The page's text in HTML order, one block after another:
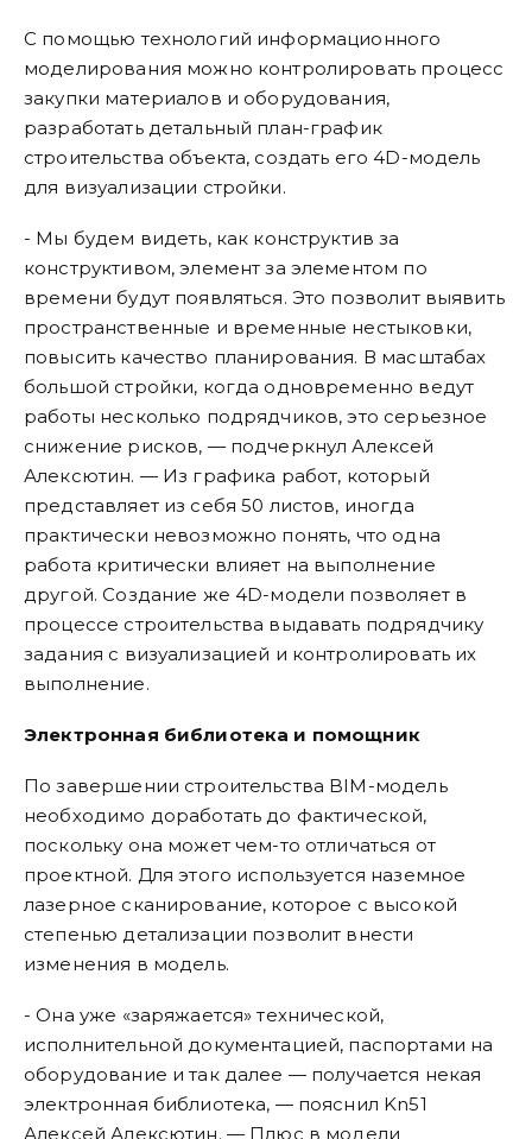
С помощью технологий информационного
моделирования можно контролировать процесс
закупки материалов и оборудования,
разработать детальный план-график
строительства объекта, создать его 4D-модель
для визуализации стройки.
- Мы будем видеть, как конструктив за
конструктивом, элемент за элементом по
времени будут появляться. Это позволит выявить
пространственные и временные нестыковки,
повысить качество планирования. В масштабах
большой стройки, когда одновременно ведут
работы несколько подрядчиков, это серьезное
снижение рисков, — подчеркнул Алексей
Алексютин. — Из графика работ, который
представляет из себя 50 листов, иногда
практически невозможно понять, что одна
работа критически влияет на выполнение
другой. Создание же 4D-модели позволяет в
процессе строительства выдавать подрядчику
задания с визуализацией и контролировать их
выполнение.
Электронная библиотека и помощник
По завершении строительства BIM-модель
необходимо доработать до фактической,
поскольку она может чем-то отличаться от
проектной. Для этого используется наземное
лазерное сканирование, которое с высокой
степенью детализации позволит внести
изменения в модель.
- Она уже «заряжается» технической,
исполнительной документацией, паспортами на
оборудование и так далее — получается некая
электронная библиотека, — пояснил Kn51
Алексей Алексютин. — Плюс в модели